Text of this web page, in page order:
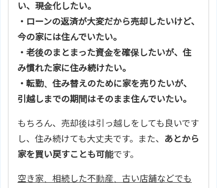
い、現金化したい。
・ローンの返済が大変だから売却したいけど、
今の家には住んでいたい。
・老後のまとまった資金を確保したいが、住
み慣れた家に住み続けたい。
・転勤、住み替えのために家を売りたいが、
引越しまでの期間はそのまま住んでいたい。
もちろん、売却後は引っ越しをしても良いです
し、住み続けても大丈夫です。また、 あとから
家を買い戻すことも可能です。
空き家、相続した不動産、古い店舗などでも